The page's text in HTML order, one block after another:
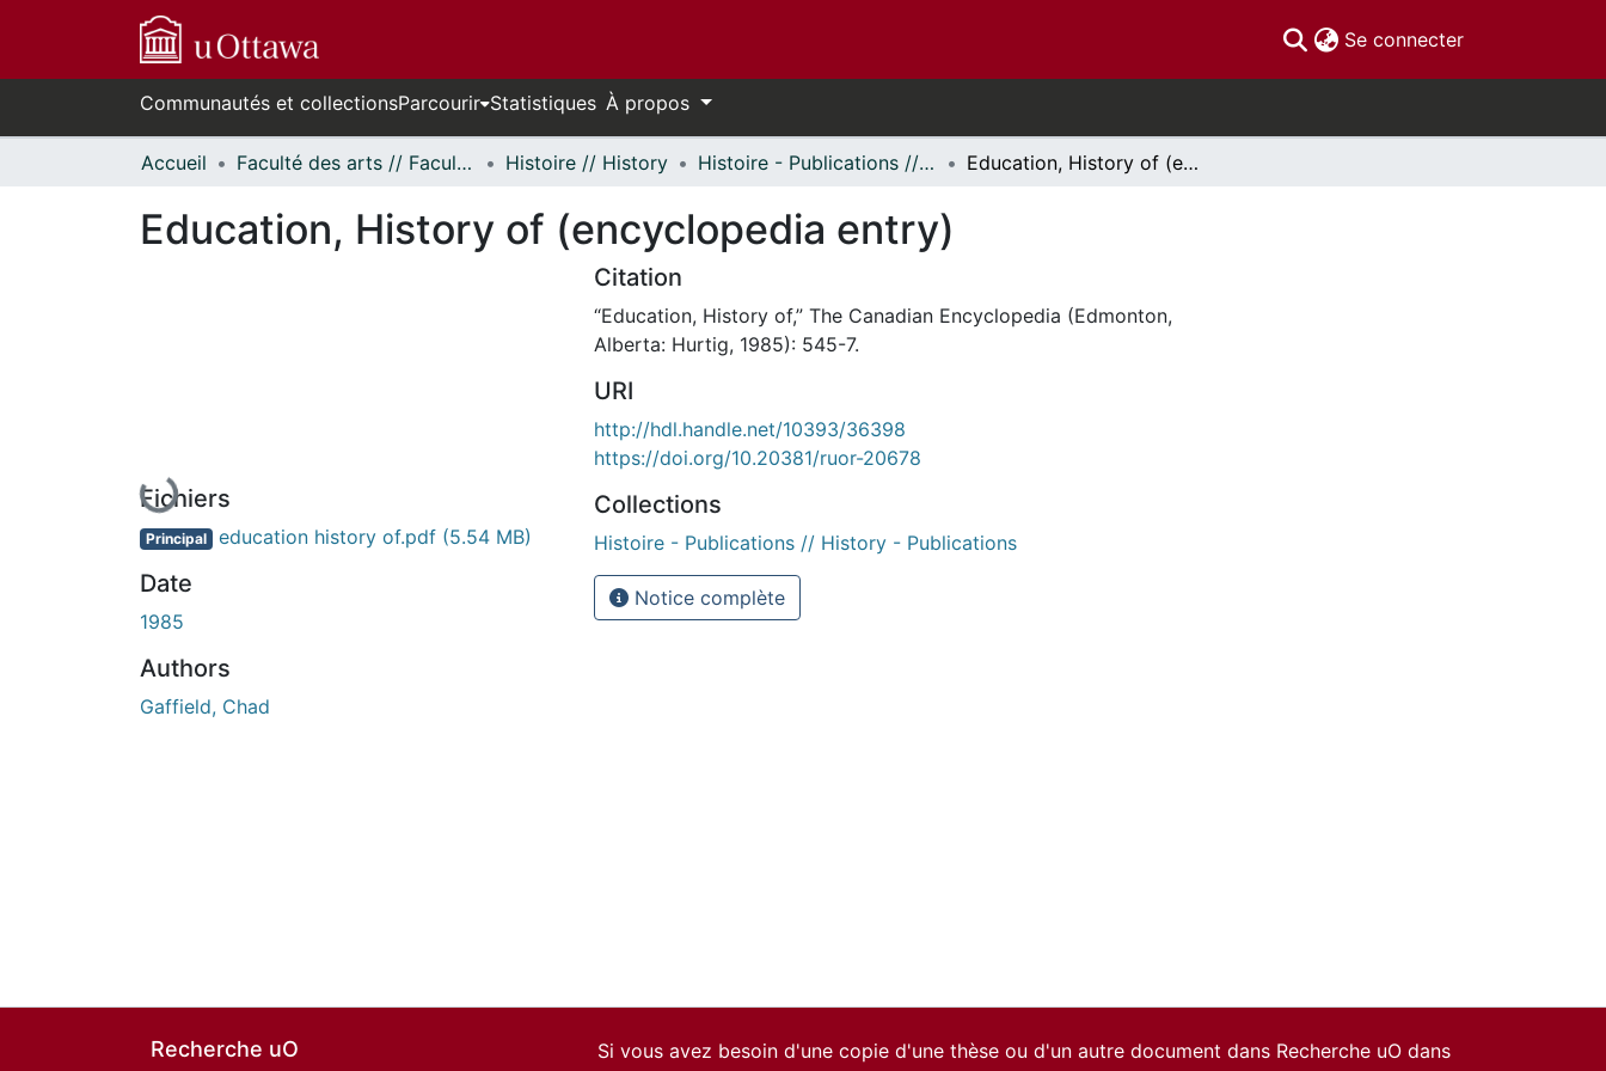
Se connecter(current)
Communautés et collectionsParcourir Statistiques À propos
Accueil Faculté des arts // Faculty of Arts Histoire // History Histoire - Publications // History - Publications Education, History of (encyclopedia entry)
Education, History of (encyclopedia entry)
En cours de chargement...
Fichiers
Principal education history of.pdf (5.54 MB)
Date
1985
Authors
Gaffield, Chad
Citation
“Education, History of,” The Canadian Encyclopedia (Edmonton,
Alberta: Hurtig, 1985): 545-7.
URI
http://hdl.handle.net/10393/36398
https://doi.org/10.20381/ruor-20678
Collections
Histoire - Publications // History - Publications
Notice complète
Recherche uO
Si vous avez besoin d'une copie d'une thèse ou d'un autre document dans Recherche uO dans